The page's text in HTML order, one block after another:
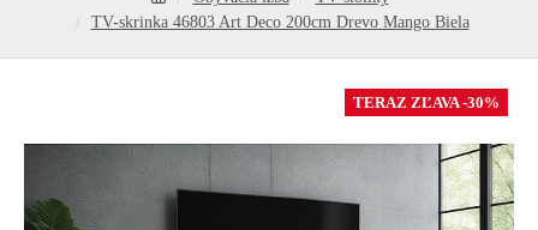
TV-skrinka 46803 Art Deco 200cm Drevo Mango Biela
TERAZ ZĽAVA -30%